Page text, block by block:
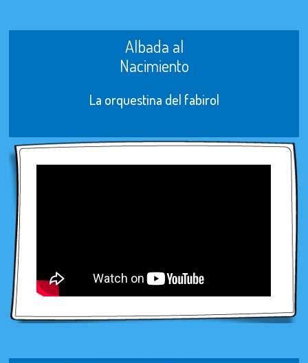
Albada al
Nacimiento
La orquestina del fabirol